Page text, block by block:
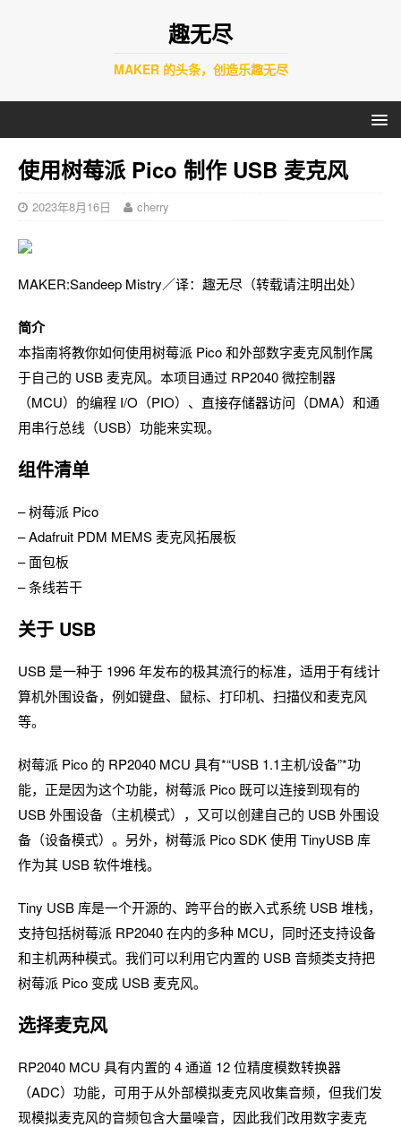
趣无尽
MAKER 的头条，创造乐趣无尽
使用树莓派 Pico 制作 USB 麦克风
2023年8月16日 cherry
MAKER:Sandeep Mistry／译：趣无尽（转载请注明出处）
简介
本指南将教你如何使用树莓派 Pico 和外部数字麦克风制作属
于自己的 USB 麦克风。本项目通过 RP2040 微控制器
（MCU）的编程 I/O（PIO）、直接存储器访问（DMA）和通
用串行总线（USB）功能来实现。
组件清单
– 树莓派 Pico
– Adafruit PDM MEMS 麦克风拓展板
– 面包板
– 条线若干
关于 USB
USB 是一种于 1996 年发布的极其流行的标准，适用于有线计
算机外围设备，例如键盘、鼠标、打印机、扫描仪和麦克风
等。
树莓派 Pico 的 RP2040 MCU 具有*“USB 1.1主机/设备”*功
能，正是因为这个功能，树莓派 Pico 既可以连接到现有的
USB 外围设备（主机模式），又可以创建自己的 USB 外围设
备（设备模式）。另外，树莓派 Pico SDK 使用 TinyUSB 库
作为其 USB 软件堆栈。
Tiny USB 库是一个开源的、跨平台的嵌入式系统 USB 堆栈，
支持包括树莓派 RP2040 在内的多种 MCU，同时还支持设备
和主机两种模式。我们可以利用它内置的 USB 音频类支持把
树莓派 Pico 变成 USB 麦克风。
选择麦克风
RP2040 MCU 具有内置的 4 通道 12 位精度模数转换器
（ADC）功能，可用于从外部模拟麦克风收集音频，但我们发
现模拟麦克风的音频包含大量噪音，因此我们改用数字麦克